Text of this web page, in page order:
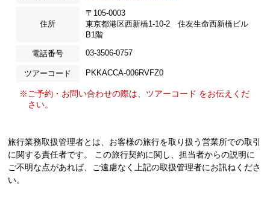
住所
〒105-0003
東京都港区西新橋1-10-2 住友生命西新橋ビル
B1階
電話番号 03-3506-0757
ツアーコード PKKACCA-006RVFZ0
※ご予約・お問い合わせの際は、ツアーコード をお伝えくだ
さい。
旅行業務取扱管理者とは、お客様の旅行を取り扱う営業所での取引
に関する責任者です。 この旅行契約に関し、担当者からの説明に
ご不明な点があれば、ご遠慮なく上記の取扱管理者にお訊ねくださ
い。